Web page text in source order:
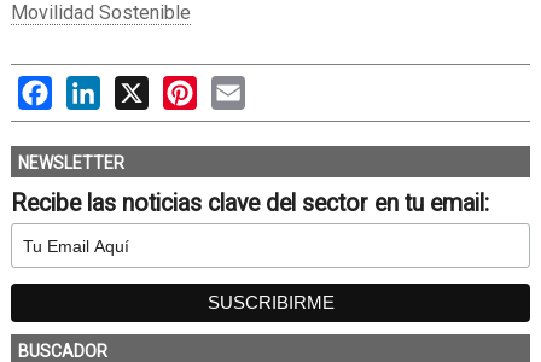
Movilidad Sostenible
FacebookLinkedIn
X PinterestEmail
NEWSLETTER
Recibe las noticias clave del sector en tu email:
BUSCADOR